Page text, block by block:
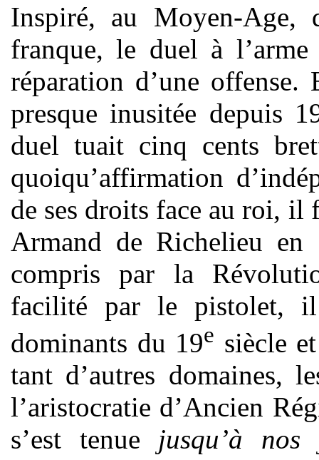
Inspiré, au Moyen-
franque, le duel à
réparation d’une
presque inusitée depuis
duel tuait cinq cents
quoiqu’affirmation
de ses droits face au roi, il
Armand de Richelieu
compris par la
facilité par le pistolet,
dominants du 19e siècle
tant d’autres domaines,
l’aristocratie d’Ancien
s’est tenue jusqu’à